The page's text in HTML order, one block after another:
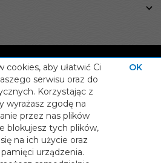
O COOKIES
SKLEPU INTERNETOWEGO
cookies, aby ułatwić Ci
serwisu oraz do
Korzystając z
wyrażasz zgodę na
przez nas plików
blokujesz tych plików,
na ich użycie oraz
urządzenia.
OK